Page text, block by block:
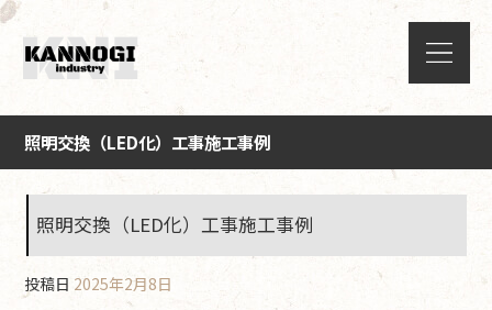
照明交換（LED化）工事施工事例
照明交換（LED化）工事施工事例
投稿日 2025年2月8日